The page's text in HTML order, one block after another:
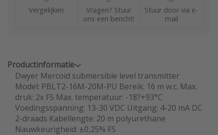
Vergelijken
Vragen? Stuur
ons een bericht!
Stuur door via e-
mail
Productinformatie
Dwyer Mercoid submersible level transmitter
Model: PBLT2-16M-20M-PU Bereik: 16 m w.c. Max.
druk: 2x FS Max. temperatuur: -18?+93°C
Voedingsspanning: 13-30 VDC Uitgang: 4-20 mA DC
2-draads Kabellengte: 20 m polyurethane
Nauwkeurigheid: ±0,25% FS